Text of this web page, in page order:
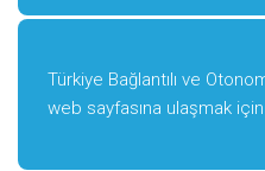
Türkiye Bağlantılı ve
web sayfasına ulaşmak